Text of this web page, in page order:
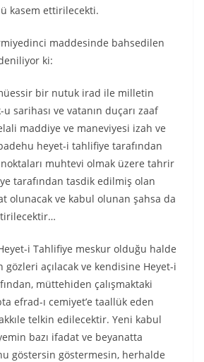
kasem ettirilecekti.
maddesinde bahsedilen
ki:
bir nutuk irad ile milletin
sarihası ve vatanın duçarı zaaf
maddiye ve maneviyesi izah ve
heyet-i tahlifiye tarafından
muhtevi olmak üzere tahrir
tarafından tasdik edilmiş olan
olunacak ve kabul olunan şahsa da
i Tahlifiye meskur olduğu halde
açılacak ve kendisine Heyet-i
müttehiden çalışmaktaki
efrad-ı cemiyet’e taallük eden
telkin edilecektir. Yeni kabul
bazı ifadat ve beyanatta
göstersin göstermesin, herhalde